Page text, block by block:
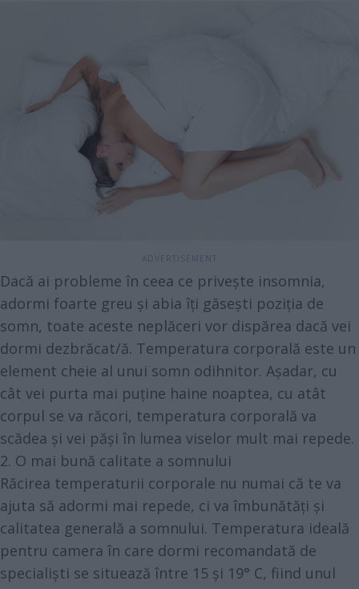
Dacă ai probleme în ceea ce privește insomnia,
adormi foarte greu și abia îți găsești poziția de
somn, toate aceste neplăceri vor dispărea dacă vei
dormi dezbrăcat/ă. Temperatura corporală este un
element cheie al unui somn odihnitor. Așadar, cu
cât vei purta mai puține haine noaptea, cu atât
corpul se va răcori, temperatura corporală va
scădea și vei păși în lumea viselor mult mai repede.
2. O mai bună calitate a somnului
Răcirea temperaturii corporale nu numai că te va
ajuta să adormi mai repede, ci va îmbunătăți și
calitatea generală a somnului. Temperatura ideală
pentru camera în care dormi recomandată de
specialiști se situează între 15 și 19° C, fiind unul